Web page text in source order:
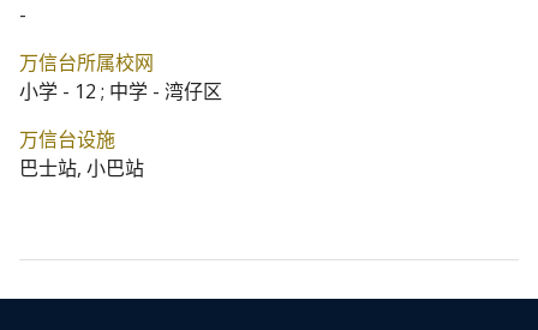
-
万信台所属校网
小学 - 12 ; 中学 - 湾仔区
万信台设施
巴士站, 小巴站